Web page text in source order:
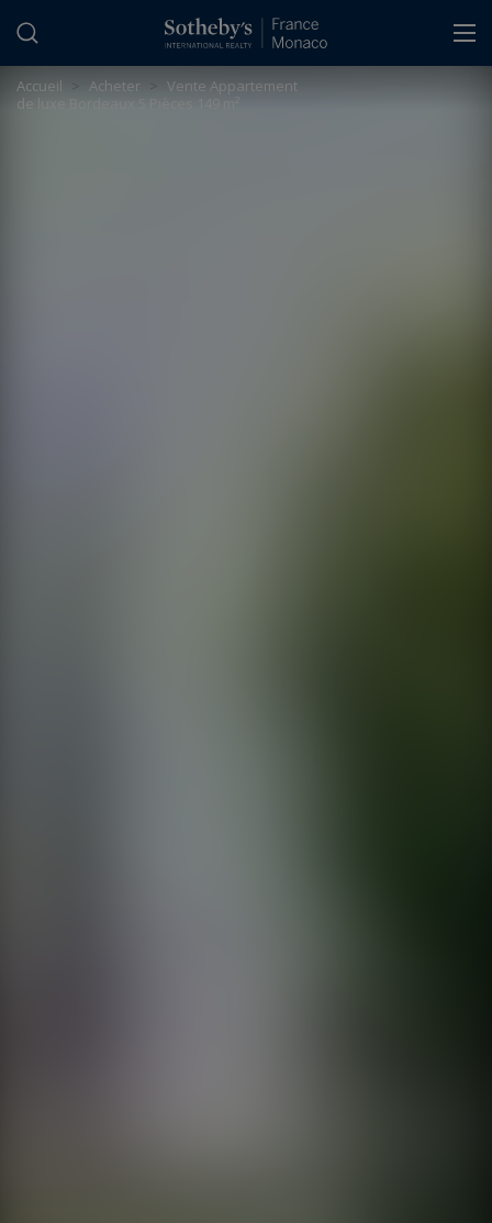
Accueil > Acheter > Vente Appartement
de luxe Bordeaux 5 Pièces 149 m²